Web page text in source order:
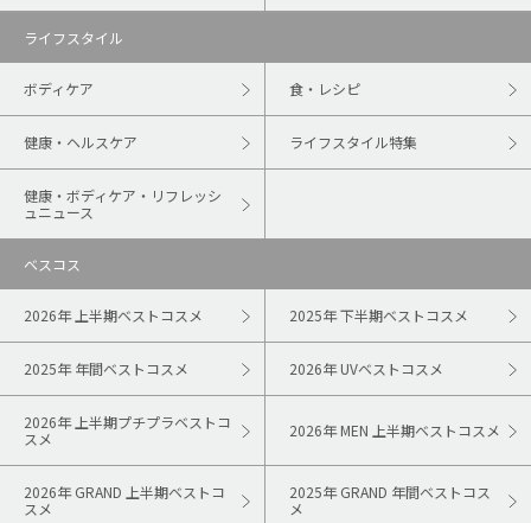
ライフスタイル
ボディケア 食・レシピ
健康・ヘルスケア ライフスタイル特集
健康・ボディケア・リフレッシ
ュニュース
ベスコス
2026年 上半期ベストコスメ 2025年 下半期ベストコスメ
2025年 年間ベストコスメ 2026年 UVベストコスメ
2026年 上半期プチプラベストコ
スメ
2026年 MEN 上半期ベストコスメ
2026年 GRAND 上半期ベストコ
スメ
2025年 GRAND 年間ベストコス
メ